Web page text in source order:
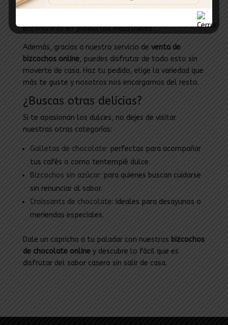
alta pureza. ¿El resultado? Un bizcocho jugoso,
encontrarás en productos industriales.
Además, gracias a nuestro servicio de venta de
bizcochos online, puedes disfrutar de todo esto sin
moverte de casa. Haz tu pedido, elige la variedad que
más te guste y nosotros nos encargamos del resto.
¿Buscas otras delicias?
Si te apasionan los dulces, no dejes de visitar
nuestras otras categorías:
Galletas de chocolate: perfectas para acompañar
tus cafés o como tentempié dulce.
Bizcochos sin azúcar: para quienes buscan cuidarse
sin renunciar al sabor.
Croissants de chocolate: ideales para desayunos o
meriendas especiales.
Dale un capricho a tu paladar con nuestros bizcochos
de chocolate onliney descubre lo fácil que es
disfrutar del sabor casero sin salir de casa.